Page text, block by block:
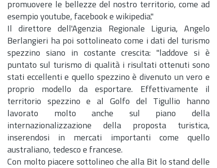
promuovere le bellezze del nostro territorio, come ad
esempio youtube, facebook e wikipedia."
Il direttore dell'Agenzia Regionale Liguria, Angelo
Berlangieri ha poi sottolineato come i dati del turismo
spezzino siano in costante crescita: "laddove si è
puntato sul turismo di qualità i risultati ottenuti sono
stati eccellenti e quello spezzino è divenuto un vero e
proprio modello da esportare. Effettivamente il
territorio spezzino e al Golfo del Tigullio hanno
lavorato molto anche sul piano della
internazionalizzazione della proposta turistica,
inserendosi in mercati importanti come quello
australiano, tedesco e francese.
Con molto piacere sottolineo che alla Bit lo stand delle